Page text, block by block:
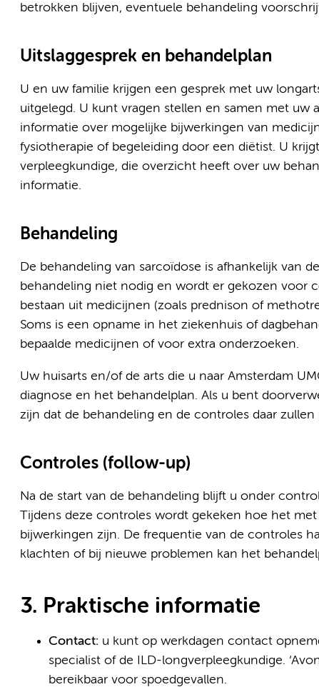
betrokken blijven, eventuele behandeling
Uitslaggesprek en behandelplan
U en uw familie krijgen een gesprek met uw
uitgelegd. U kunt vragen stellen en samen met uw
informatie over mogelijke bijwerkingen van
fysiotherapie of begeleiding door een diëtist. U
verpleegkundige, die overzicht heeft over uw
informatie.
Behandeling
De behandeling van sarcoïdose is afhankelijk van
behandeling niet nodig en wordt er gekozen voor
bestaan uit medicijnen (zoals prednison of
Soms is een opname in het ziekenhuis of
bepaalde medicijnen of voor extra onderzoeken.
Uw huisarts en/of de arts die u naar Amsterdam
diagnose en het behandelplan. Als u bent
zijn dat de behandeling en de controles daar zullen
Controles (follow-up)
Na de start van de behandeling blijft u onder
Tijdens deze controles wordt gekeken hoe het
bijwerkingen zijn. De frequentie van de controles
klachten of bij nieuwe problemen kan het
3. Praktische informatie
Contact: u kunt op werkdagen contact
specialist of de ILD-longverpleegkundige.
bereikbaar voor spoedgevallen.